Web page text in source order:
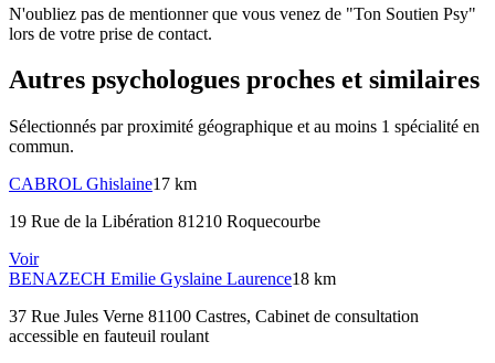
N'oubliez pas de mentionner que vous venez de "Ton Soutien Psy"
lors de votre prise de contact.
Autres psychologues proches et similaires
Sélectionnés par proximité géographique et au moins 1 spécialité en
commun.
CABROL Ghislaine17 km
19 Rue de la Libération 81210 Roquecourbe
Voir
BENAZECH Emilie Gyslaine Laurence18 km
37 Rue Jules Verne 81100 Castres, Cabinet de consultation
accessible en fauteuil roulant